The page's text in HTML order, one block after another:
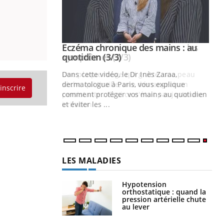
: au
explique
au quotidien
Youtube
Eczéma chronique des mains : les
symptômes (2/3)Youtube
Une plaque rouge qui gratte, une peau
sèche qui tiraille, une démangeaison
persistante… Et si ce n'était pas juste une
irritation ...
LES MALADIES
Hypotension
orthostatique : quand la
pression artérielle chute
au lever